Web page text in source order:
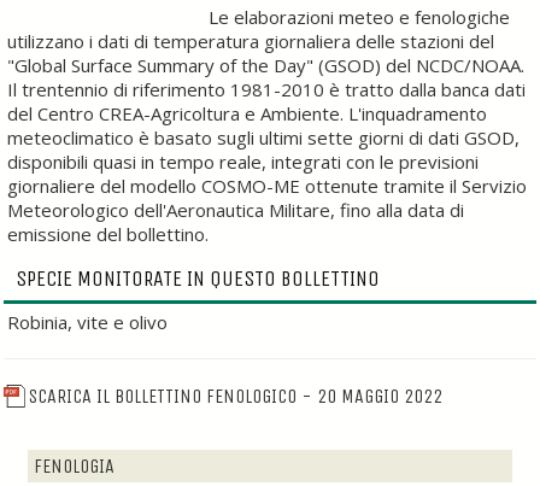
Le elaborazioni meteo e fenologiche
utilizzano i dati di temperatura giornaliera delle stazioni del
"Global Surface Summary of the Day" (GSOD) del NCDC/NOAA.
Il trentennio di riferimento 1981-2010 è tratto dalla banca dati
del Centro CREA-Agricoltura e Ambiente. L'inquadramento
meteoclimatico è basato sugli ultimi sette giorni di dati GSOD,
disponibili quasi in tempo reale, integrati con le previsioni
giornaliere del modello COSMO-ME ottenute tramite il Servizio
Meteorologico dell'Aeronautica Militare, fino alla data di
emissione del bollettino.
SPECIE MONITORATE IN QUESTO BOLLETTINO
Robinia, vite e olivo
SCARICA IL BOLLETTINO FENOLOGICO - 20 MAGGIO 2022
FENOLOGIA